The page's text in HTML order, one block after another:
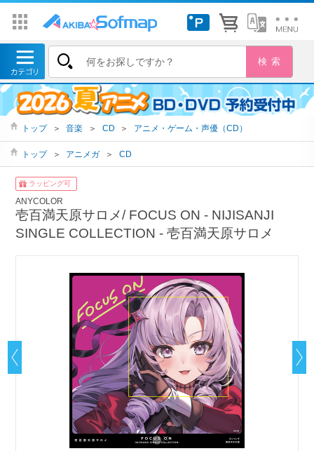
トップ ＞ 音楽 ＞ CD ＞ アニメ・ゲーム・声優（CD）
トップ ＞ アニメガ ＞ CD
ラッピング可
ANYCOLOR
壱百満天原サロメ/ FOCUS ON ‐ NIJISANJI
SINGLE COLLECTION ‐ 壱百満天原サロメ